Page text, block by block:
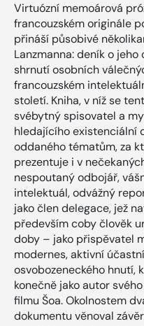
Virtuózní memoárová
francouzském originále
přináší působivé
Lanzmanna: deník o
shrnutí osobních
francouzském
století. Kniha, v níž se
svébytný spisovatel a
hledajícího existenciální
oddaného tématům, za
prezentuje i v
nespoutaný odbojář,
intelektuál, odvážný
jako člen delegace, jež
především coby člověk
doby – jako přispěvatel
modernes, aktivní
osvobozeneckého hnutí,
konečně jako autor
filmu Šoa. Okolnostem
dokumentu věnoval